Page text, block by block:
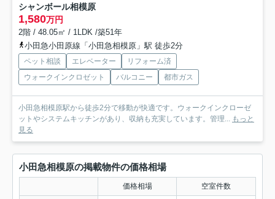
シャンボール相模原
1,580万円
2階 / 48.05㎡ / 1LDK /築51年
小田急小田原線「小田急相模原」駅 徒歩2分
ペット相談 エレベーター
リフォーム済
ウォークインクロゼット
バルコニー 都市ガス
小田急相模原駅から徒歩2分で移動が快適です。ウォークインクローゼ
ットやシステムキッチンがあり、収納も充実しています。管理... もっと
見る
小田急相模原の掲載物件の価格相場
価格相場 空室件数